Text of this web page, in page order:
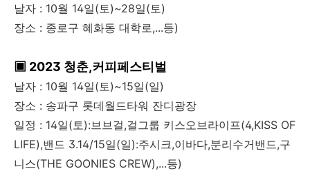
날자 : 10월 14일(토)~28일(토)
장소 : 종로구 혜화동 대학로,...등)
▣ 2023 청춘,커피페스티벌
날자 : 10월 14일(토)~15일(일)
장소 : 송파구 롯데월드타워 잔디광장
일정 : 14일(토):브브걸,걸그룹 키스오브라이프(4,KISS OF
LIFE),밴드 3.14/15일(일):주시크,이바다,분리수거밴드,구
니스(THE GOONIES CREW),...등)